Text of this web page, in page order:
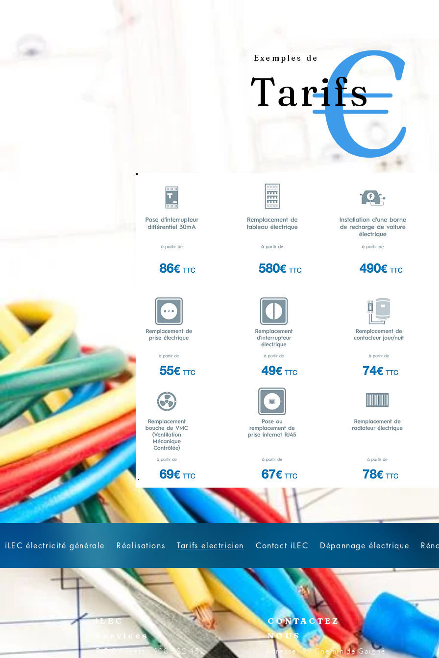
Exemples de€
Tarifs
iLEC électricité générale Réalisations Tarifs electricien Contact iLEC Dépannage électrique
iLEC
Services
R.C.S Angers : 908 522 451
CONTACTEZ
NOUS
Adresse: 99 Chemin de Gaigné